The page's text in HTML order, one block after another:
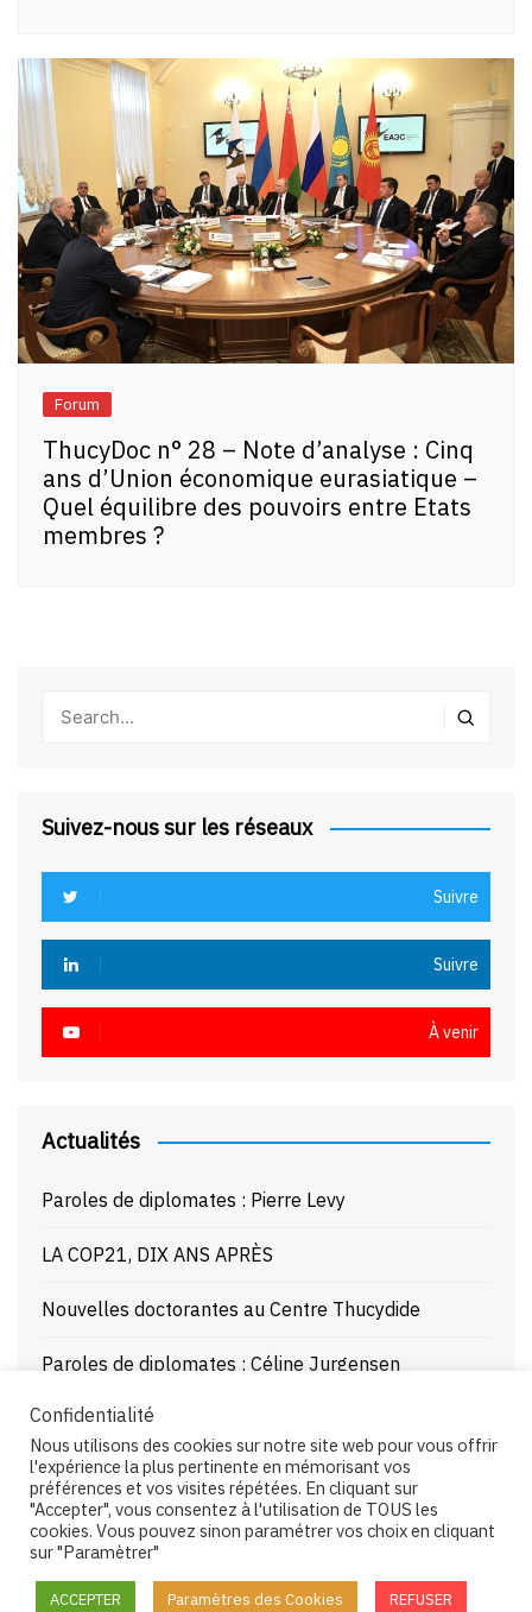
Forum
ThucyDoc n° 28 – Note d’analyse : Cinq
ans d’Union économique eurasiatique –
Quel équilibre des pouvoirs entre Etats
membres ?
Suivez-nous sur les réseaux
Suivre
Suivre
À venir
Actualités
Paroles de diplomates : Pierre Levy
LA COP21, DIX ANS APRÈS
Nouvelles doctorantes au Centre Thucydide
Paroles de diplomates : Céline Jurgensen
Journée d’étude : La Mer Noire enjeux stratégiques
et juridiques – 21/10/25
Copyright © 2026 Centre Thucydide. All rights reserved.
Confidentialité
Nous utilisons des cookies sur notre site web pour vous offrir
l'expérience la plus pertinente en mémorisant vos
préférences et vos visites répétées. En cliquant sur
"Accepter", vous consentez à l'utilisation de TOUS les
cookies. Vous pouvez sinon paramétrer vos choix en cliquant
sur "Paramètrer"
ACCEPTER Paramètres des Cookies REFUSER